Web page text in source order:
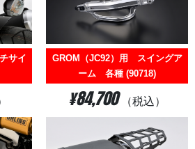
サイ
GROM（JC92）用 スイングア
ーム 各種 (90718)
¥84,700 （税込）